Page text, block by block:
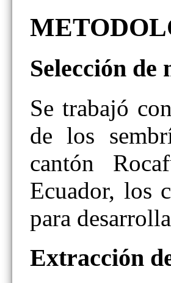
Selección
Se trabajó
de los
cantón
Ecuador, los
para
Extracción